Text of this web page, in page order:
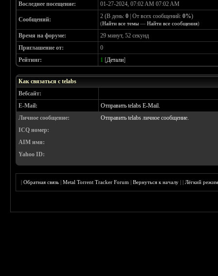
Воследнее посещение:
01-27-2024, 07:02 AM 07:02 AM
Сообщений: 2 (В день:0 | От всех сообщений:0%)
(Найти все темы —Найти все сообщения)
Время на форуме:
29 минут, 52 секунд
Приглашение от:
0
Рейтинг:
1 [Детали]
Как связаться с telabs
Вебсайт:
E-Mail:
Отправить telabs E-Mail.
Личное сообщение:
Отправить telabs личное сообщение.
ICQ номер:
AIM имя:
Yahoo ID:
|Обратная связь |Metal Torrent Tracker Forum |Вернуться к началу ||Лёгкий